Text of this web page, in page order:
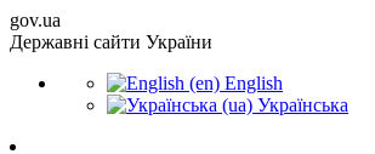
gov.ua
Державні сайти України
English
Українська